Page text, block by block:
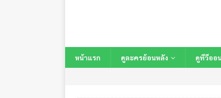
หน้าแรก ดูละครย้อนหลัง ดูทีวีออ